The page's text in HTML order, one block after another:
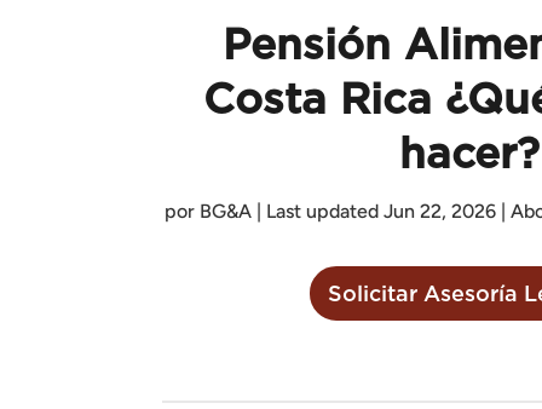
Pensión
Costa Rica
hacer?
por BG&A | Last updated Jun 22, 2026 |
Solicitar Asesoría